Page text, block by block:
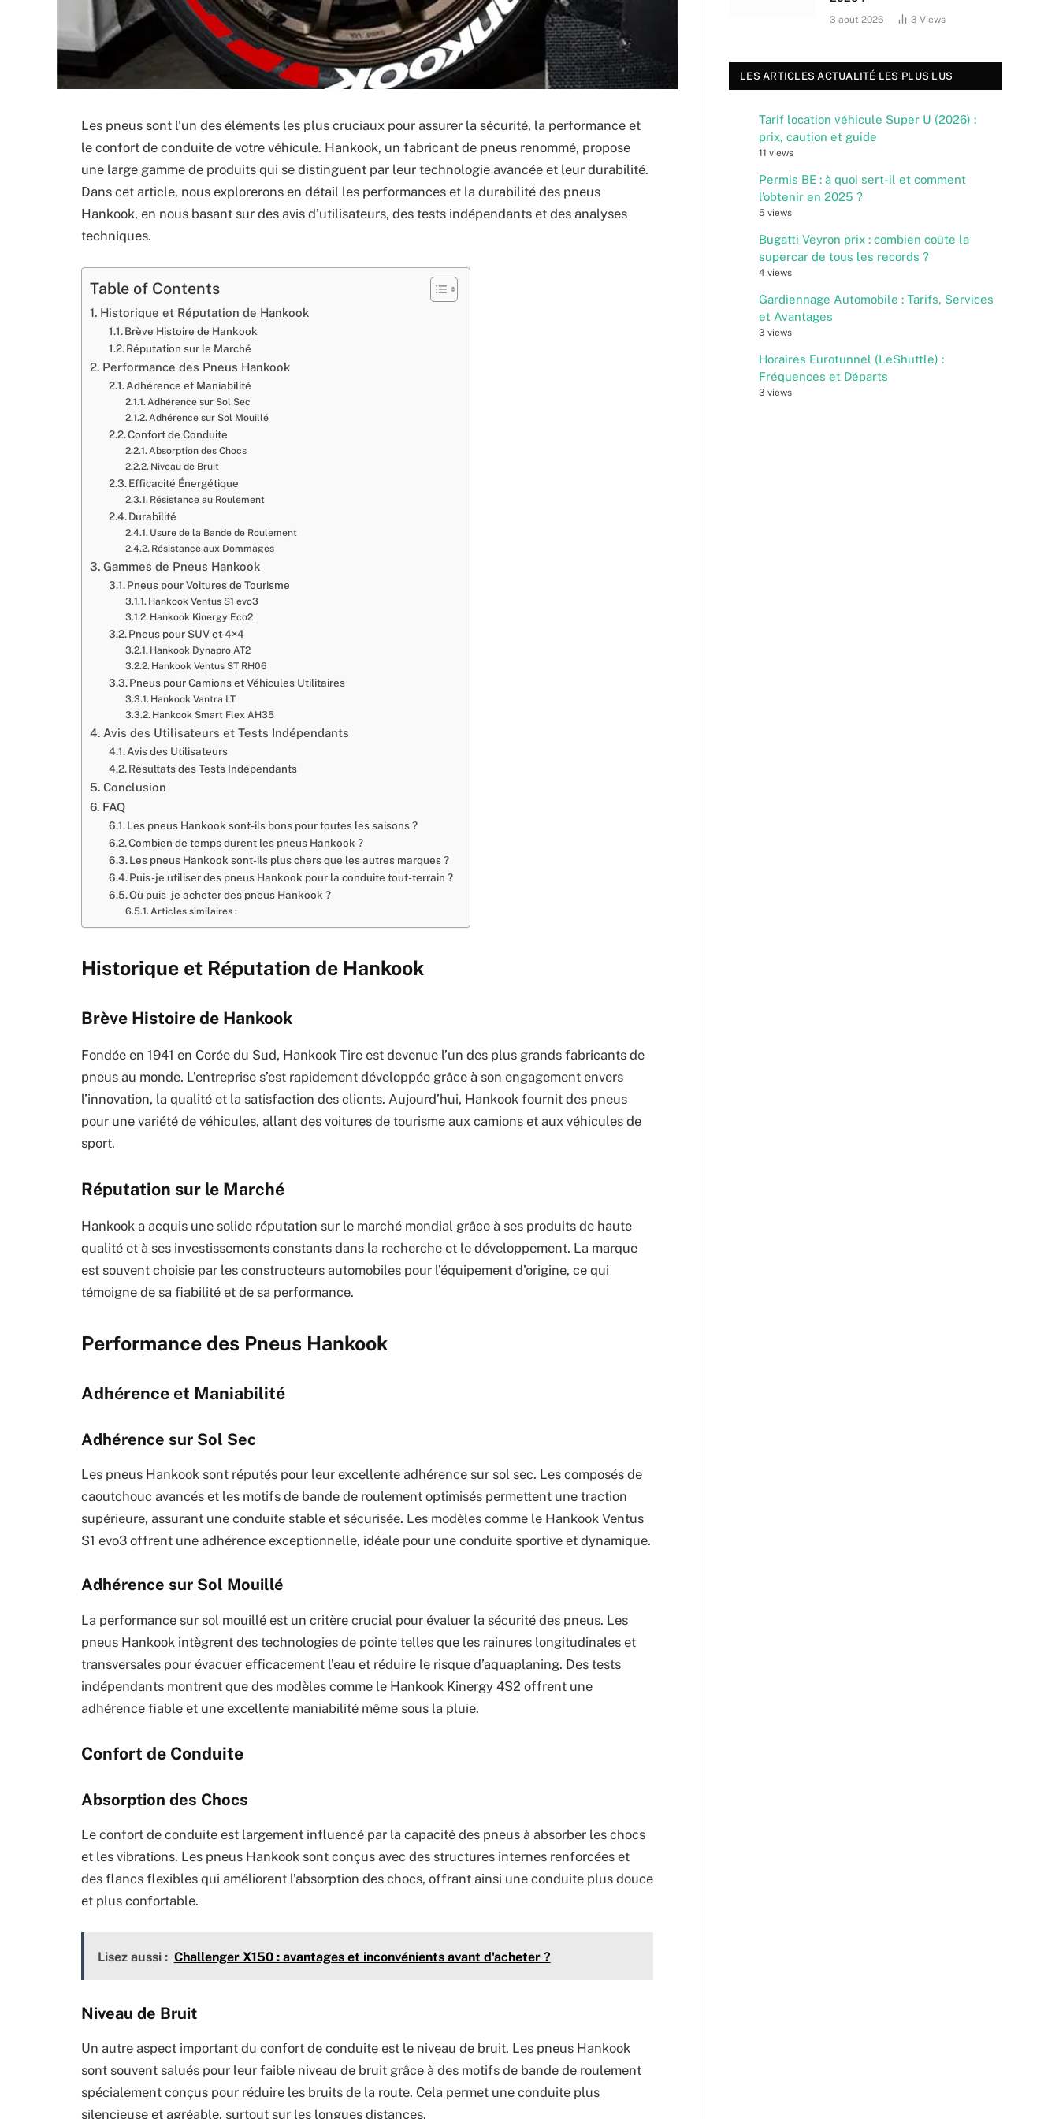
Les pneus sont l’un des éléments les plus cruciaux pour assurer la sécurité, la performance et
le confort de conduite de votre véhicule. Hankook, un fabricant de pneus renommé, propose
une large gamme de produits qui se distinguent par leur technologie avancée et leur durabilité.
Dans cet article, nous explorerons en détail les performances et la durabilité des pneus
Hankook, en nous basant sur des avis d’utilisateurs, des tests indépendants et des analyses
techniques.
Table of Contents
Historique et Réputation de Hankook
Brève Histoire de Hankook
Réputation sur le Marché
Performance des Pneus Hankook
Adhérence et Maniabilité
Adhérence sur Sol Sec
Adhérence sur Sol Mouillé
Confort de Conduite
Absorption des Chocs
Niveau de Bruit
Efficacité Énergétique
Résistance au Roulement
Durabilité
Usure de la Bande de Roulement
Résistance aux Dommages
Gammes de Pneus Hankook
Pneus pour Voitures de Tourisme
Hankook Ventus S1 evo3
Hankook Kinergy Eco2
Pneus pour SUV et 4×4
Hankook Dynapro AT2
Hankook Ventus ST RH06
Pneus pour Camions et Véhicules Utilitaires
Hankook Vantra LT
Hankook Smart Flex AH35
Avis des Utilisateurs et Tests Indépendants
Avis des Utilisateurs
Résultats des Tests Indépendants
Conclusion
FAQ
Les pneus Hankook sont-ils bons pour toutes les saisons ?
Combien de temps durent les pneus Hankook ?
Les pneus Hankook sont-ils plus chers que les autres marques ?
Puis-je utiliser des pneus Hankook pour la conduite tout-terrain ?
Où puis-je acheter des pneus Hankook ?
Articles similaires :
Historique et Réputation de Hankook
Brève Histoire de Hankook
Fondée en 1941 en Corée du Sud, Hankook Tire est devenue l’un des plus grands fabricants de
pneus au monde. L’entreprise s’est rapidement développée grâce à son engagement envers
l’innovation, la qualité et la satisfaction des clients. Aujourd’hui, Hankook fournit des pneus
pour une variété de véhicules, allant des voitures de tourisme aux camions et aux véhicules de
sport.
Réputation sur le Marché
Hankook a acquis une solide réputation sur le marché mondial grâce à ses produits de haute
qualité et à ses investissements constants dans la recherche et le développement. La marque
est souvent choisie par les constructeurs automobiles pour l’équipement d’origine, ce qui
témoigne de sa fiabilité et de sa performance.
Performance des Pneus Hankook
Adhérence et Maniabilité
Adhérence sur Sol Sec
Les pneus Hankook sont réputés pour leur excellente adhérence sur sol sec. Les composés de
caoutchouc avancés et les motifs de bande de roulement optimisés permettent une traction
supérieure, assurant une conduite stable et sécurisée. Les modèles comme le Hankook Ventus
S1 evo3 offrent une adhérence exceptionnelle, idéale pour une conduite sportive et dynamique.
Adhérence sur Sol Mouillé
La performance sur sol mouillé est un critère crucial pour évaluer la sécurité des pneus. Les
pneus Hankook intègrent des technologies de pointe telles que les rainures longitudinales et
transversales pour évacuer efficacement l’eau et réduire le risque d’aquaplaning. Des tests
indépendants montrent que des modèles comme le Hankook Kinergy 4S2 offrent une
adhérence fiable et une excellente maniabilité même sous la pluie.
Confort de Conduite
Absorption des Chocs
Le confort de conduite est largement influencé par la capacité des pneus à absorber les chocs
et les vibrations. Les pneus Hankook sont conçus avec des structures internes renforcées et
des flancs flexibles qui améliorent l’absorption des chocs, offrant ainsi une conduite plus douce
et plus confortable.
Lisez aussi : Challenger X150 : avantages et inconvénients avant d'acheter ?
Niveau de Bruit
Un autre aspect important du confort de conduite est le niveau de bruit. Les pneus Hankook
sont souvent salués pour leur faible niveau de bruit grâce à des motifs de bande de roulement
spécialement conçus pour réduire les bruits de la route. Cela permet une conduite plus
silencieuse et agréable, surtout sur les longues distances.
3 août 2026 3 Views
LES ARTICLES ACTUALITÉ LES PLUS LUS
Tarif location véhicule Super U (2026) :
prix, caution et guide
11 views
Permis BE : à quoi sert-il et comment
l’obtenir en 2025 ?
5 views
Bugatti Veyron prix : combien coûte la
supercar de tous les records ?
4 views
Gardiennage Automobile : Tarifs, Services
et Avantages
3 views
Horaires Eurotunnel (LeShuttle) :
Fréquences et Départs
3 views